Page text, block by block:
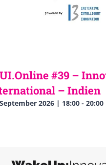
#39 –
– Indien
2026 | 18:00- 20:00